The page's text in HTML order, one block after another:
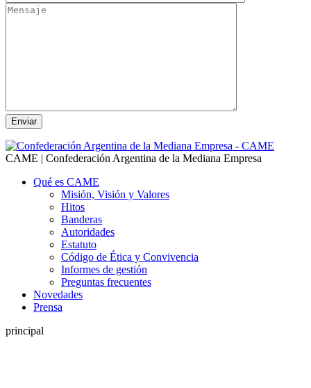
CAME | Confederación Argentina de la Mediana Empresa
Qué es CAME
Misión, Visión y Valores
Hitos
Banderas
Autoridades
Estatuto
Código de Ética y Convivencia
Informes de gestión
Preguntas frecuentes
Novedades
Prensa
principal